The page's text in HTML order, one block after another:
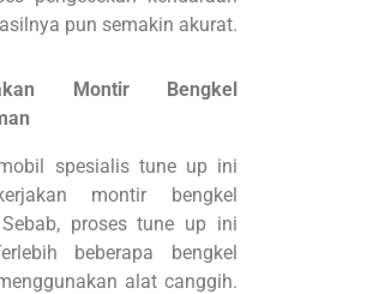
pun semakin akurat.
Montir Bengkel
spesialis tune up ini
montir bengkel
proses tune up ini
beberapa bengkel
alat canggih.